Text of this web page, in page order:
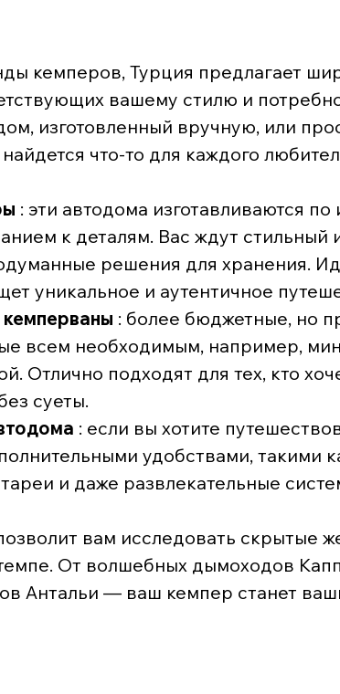
кемперов, Турция предлагает
вашему стилю и
изготовленный вручную, или
что-то для каждого
: эти автодома изготавливаются
к деталям. Вас ждут стильный
решения для хранения.
уникальное и аутентичное
: более бюджетные, но
всем необходимым, например,
Отлично подходят для тех, кто
суеты.
: если вы хотите
удобствами, такими
и даже развлекательные
вам исследовать скрытые
От волшебных дымоходов
Антальи — ваш кемпер станет